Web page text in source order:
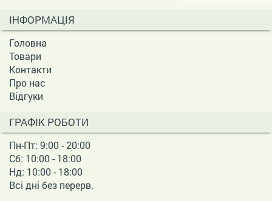
ІНФОРМАЦІЯ
Головна
Товари
Контакти
Про нас
Відгуки
ГРАФІК РОБОТИ
Пн-Пт: 9:00 - 20:00
Сб: 10:00 - 18:00
Нд: 10:00 - 18:00
Всі дні без перерв.